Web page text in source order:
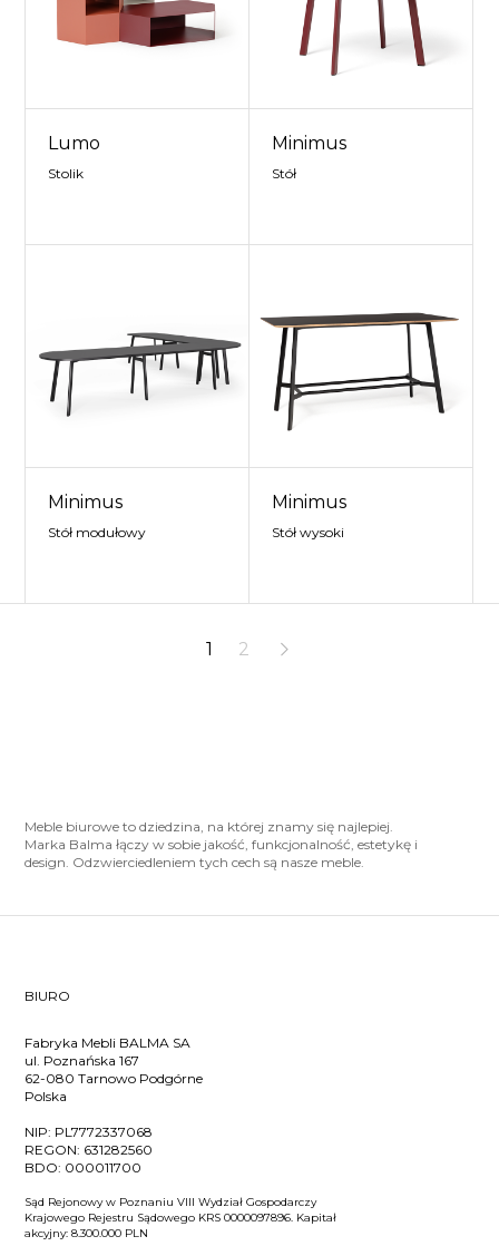
Lumo
Stolik
Minimus
Stół
Minimus
Stół modułowy
Minimus
Stół wysoki
1 2
Meble biurowe to dziedzina, na której znamy się najlepiej.
Marka Balma łączy w sobie jakość, funkcjonalność, estetykę i
design. Odzwierciedleniem tych cech są nasze meble.
BIURO
Fabryka Mebli BALMA SA
ul. Poznańska 167
62-080 Tarnowo Podgórne
Polska
NIP: PL7772337068
REGON: 631282560
BDO: 000011700
Sąd Rejonowy w Poznaniu VIII Wydział Gospodarczy
Krajowego Rejestru Sądowego KRS 0000097896. Kapitał
akcyjny: 8.300.000 PLN